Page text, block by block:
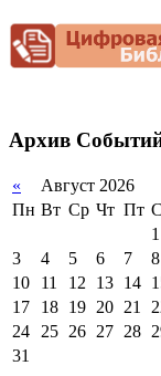
Снижение
нагрузки
Архив
« Август 2026
Пн Вт Ср Чт Пт
1
3
4 5 6 7 8
10
11 12 13 14
17
18 19 20 21
24 25 26 27 28
31